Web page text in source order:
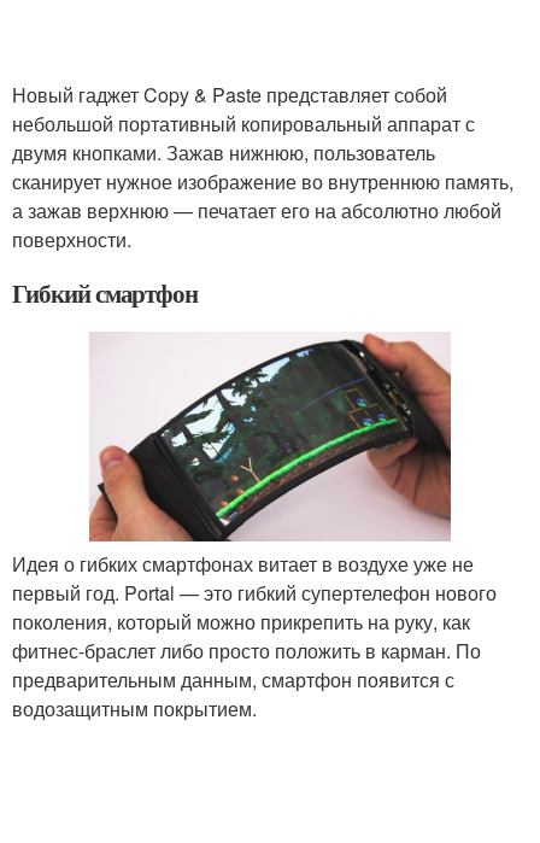
Новый гаджет Copy & Paste представляет собой
небольшой портативный копировальный аппарат с
двумя кнопками. Зажав нижнюю, пользователь
сканирует нужное изображение во внутреннюю память,
а зажав верхнюю — печатает его на абсолютно любой
поверхности.
Гибкий смартфон
Идея о гибких смартфонах витает в воздухе уже не
первый год. Portal — это гибкий супертелефон нового
поколения, который можно прикрепить на руку, как
фитнес-браслет либо просто положить в карман. По
предварительным данным, смартфон появится с
водозащитным покрытием.